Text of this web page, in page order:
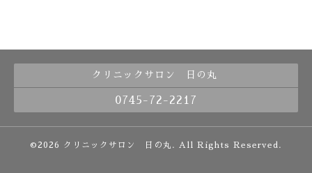
クリニックサロン 日の丸
0745-72-2217
©2026 クリニックサロン 日の丸 . All Rights Reserved.